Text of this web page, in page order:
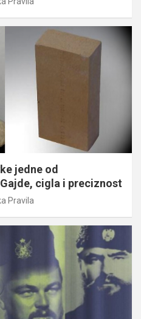
jedne od
cigla i preciznost
Pravila